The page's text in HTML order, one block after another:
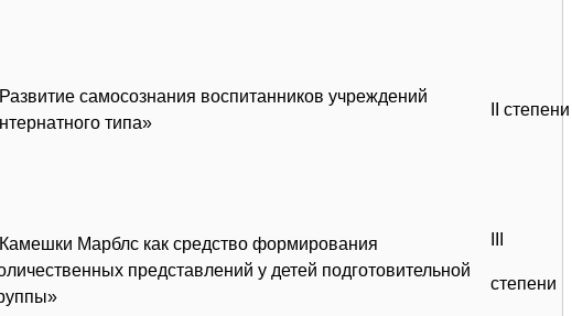
самосознания воспитанников учреждений
типа»
II степени
Марблс как средство формирования
представлений у детей подготовительной
степени